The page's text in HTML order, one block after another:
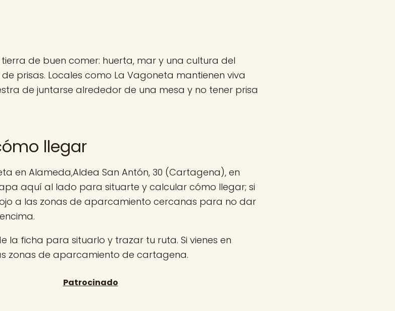
tierra de buen comer: huerta, mar y una cultura del
prisas. Locales como La Vagoneta mantienen viva
de juntarse alrededor de una mesa y no tener prisa
llegar
en Alameda,Aldea San Antón, 30 (Cartagena), en
aquí al lado para situarte y calcular cómo llegar; si
a las zonas de aparcamiento cercanas para no dar
la ficha para situarlo y trazar tu ruta. Si vienes en
zonas de aparcamiento de cartagena.